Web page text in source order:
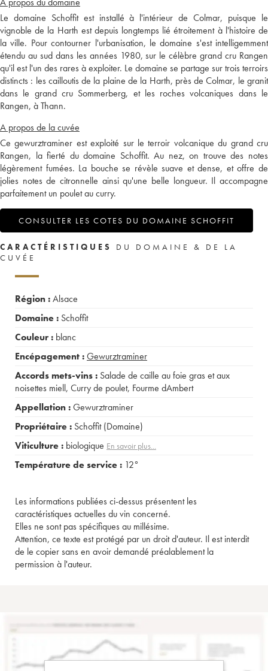
Le domaine Schoffit est installé à l'intérieur de Colmar, puisque le
vignoble de la Harth est depuis longtemps lié étroitement à l'histoire de
la ville. Pour contourner l'urbanisation, le domaine s'est intelligemment
étendu au sud dans les années 1980, sur le célèbre grand cru Rangen
qu'il est l'un des rares à exploiter. Le domaine se partage sur trois terroirs
distincts : les cailloutis de la plaine de la Harth, près de Colmar, le granit
dans le grand cru Sommerberg, et les roches volcaniques dans le
Rangen, à Thann.
A propos de la cuvée
Ce gewurztraminer est exploité sur le terroir volcanique du grand cru
Rangen, la fierté du domaine Schoffit. Au nez, on trouve des notes
légèrement fumées. La bouche se révèle suave et dense, et offre de
jolies notes de citronnelle ainsi qu'une belle longueur. Il accompagne
parfaitement un poulet au curry.
CONSULTER LES COTES DU DOMAINE SCHOFFIT
CARACTÉRISTIQUES
DU DOMAINE & DE LA
CUVÉE
Région :Alsace
Domaine : Schoffit
Couleur : blanc
Encépagement :Gewurztraminer
Accords mets-vins : Salade de caille au foie gras et aux
noisettes miell, Curry de poulet, Fourme dAmbert
Appellation :Gewurztraminer
Propriétaire : Schoffit (Domaine)
Viticulture : biologique En savoir plus...
Température de service : 12°
Les informations publiées ci-dessus présentent les
caractéristiques actuelles du vin concerné.
Elles ne sont pas spécifiques au millésime.
Attention, ce texte est protégé par un droit d'auteur. Il est interdit
de le copier sans en avoir demandé préalablement la
permission à l'auteur.